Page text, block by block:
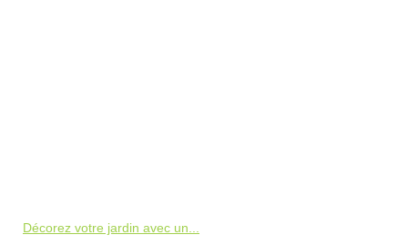
Décorez votre jardin avec un...